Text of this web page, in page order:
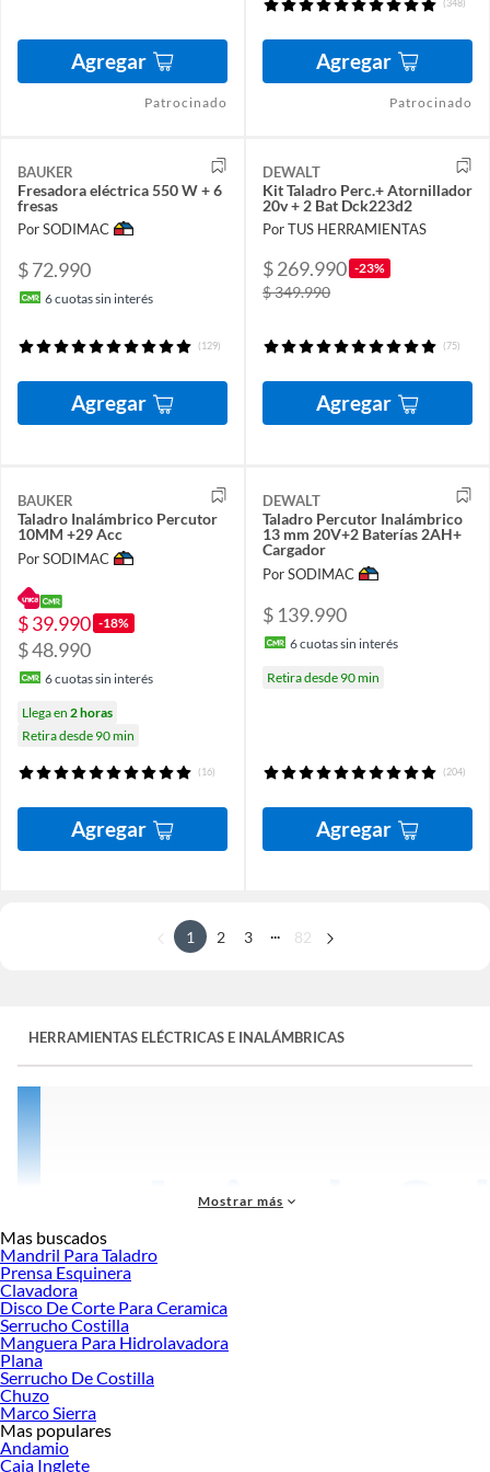
Agregar
Patrocinado
(348)
Agregar
Patrocinado
BAUKER
Fresadora eléctrica 550 W + 6
fresas
Por SODIMAC
$ 72.990
6cuotas sin interés
(129)
Agregar
DEWALT
Kit Taladro Perc.+ Atornillador
20v + 2 Bat Dck223d2
Por TUS HERRAMIENTAS
$ 269.990 -23%
$ 349.990
(75)
Agregar
BAUKER
Taladro Inalámbrico Percutor
10MM +29 Acc
Por SODIMAC
$ 39.990 -18%
$ 48.990
6cuotas sin interés
Llega en 2 horas
Retira desde 90 min
(16)
Agregar
DEWALT
Taladro Percutor Inalámbrico
13 mm 20V+2 Baterías 2AH+
Cargador
Por SODIMAC
$ 139.990
6cuotas sin interés
Retira desde 90 min
(204)
Agregar
1 2 3 82
HERRAMIENTAS ELÉCTRICAS E INALÁMBRICAS
Lasherramientas eléctricas e inalámbricas
esfuerzo físico para ejecutar un trabajo, favorecen la obtención de resultados
Mostrar más
Mas buscados
Mandril Para Taladro
Prensa Esquinera
Clavadora
Disco De Corte Para Ceramica
Serrucho Costilla
Manguera Para Hidrolavadora
Plana
Serrucho De Costilla
Chuzo
Marco Sierra
Mas populares
Andamio
Caja Inglete